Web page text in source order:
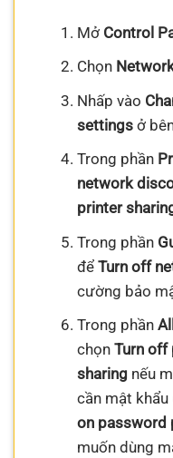
Mở Control
Chọn
Nhấp vào
settingsở
Trong phần
network
printer
Trong phần
để Turn off
cường bảo
Trong phần
chọn Turn off
sharing nếu
cần mật khẩu
on password
muốn dùng